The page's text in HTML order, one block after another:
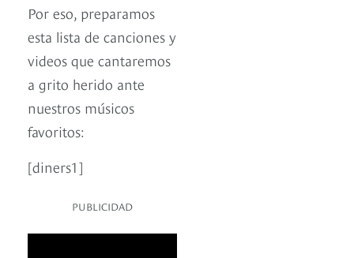
Por eso, preparamos
esta lista de canciones y
videos que cantaremos
a grito herido ante
nuestros músicos
favoritos:
[diners1]
PUBLICIDAD